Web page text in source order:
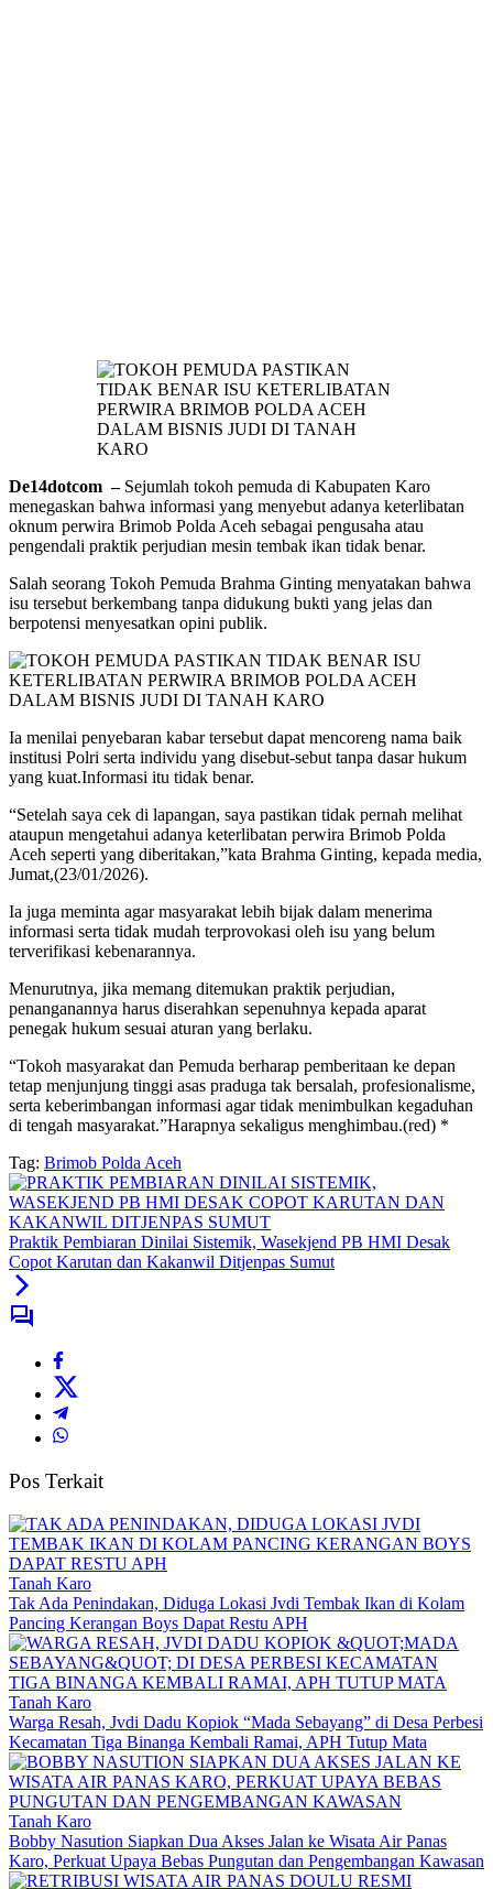
De14dotcom –Sejumlah tokoh pemuda di Kabupaten Karo
menegaskan bahwa informasi yang menyebut adanya keterlibatan
oknum perwira Brimob Polda Aceh sebagai pengusaha atau
pengendali praktik perjudian mesin tembak ikan tidak benar.
Salah seorang Tokoh Pemuda Brahma Ginting menyatakan bahwa
isu tersebut berkembang tanpa didukung bukti yang jelas dan
berpotensi menyesatkan opini publik.
Ia menilai penyebaran kabar tersebut dapat mencoreng nama baik
institusi Polri serta individu yang disebut-sebut tanpa dasar hukum
yang kuat.Informasi itu tidak benar.
“Setelah saya cek di lapangan, saya pastikan tidak pernah melihat
ataupun mengetahui adanya keterlibatan perwira Brimob Polda
Aceh seperti yang diberitakan,”kata Brahma Ginting, kepada media,
Jumat,(23/01/2026).
Ia juga meminta agar masyarakat lebih bijak dalam menerima
informasi serta tidak mudah terprovokasi oleh isu yang belum
terverifikasi kebenarannya.
Menurutnya, jika memang ditemukan praktik perjudian,
penanganannya harus diserahkan sepenuhnya kepada aparat
penegak hukum sesuai aturan yang berlaku.
“Tokoh masyarakat dan Pemuda berharap pemberitaan ke depan
tetap menjunjung tinggi asas praduga tak bersalah, profesionalisme,
serta keberimbangan informasi agar tidak menimbulkan kegaduhan
di tengah masyarakat.”Harapnya sekaligus menghimbau.(red) *
Tag: Brimob Polda Aceh
Praktik Pembiaran Dinilai Sistemik, Wasekjend PB HMI Desak
Copot Karutan dan Kakanwil Ditjenpas Sumut
Pos Terkait
Tanah Karo
Tak Ada Penindakan, Diduga Lokasi Jvdi Tembak Ikan di Kolam
Pancing Kerangan Boys Dapat Restu APH
Tanah Karo
Warga Resah, Jvdi Dadu Kopiok “Mada Sebayang” di Desa Perbesi
Kecamatan Tiga Binanga Kembali Ramai, APH Tutup Mata
Tanah Karo
Bobby Nasution Siapkan Dua Akses Jalan ke Wisata Air Panas
Karo, Perkuat Upaya Bebas Pungutan dan Pengembangan Kawasan